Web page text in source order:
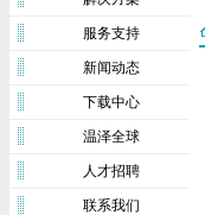
服务支持
新闻动态
下载中心
温泽全球
人才招聘
联系我们